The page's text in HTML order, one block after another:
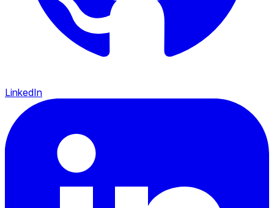
LinkedIn